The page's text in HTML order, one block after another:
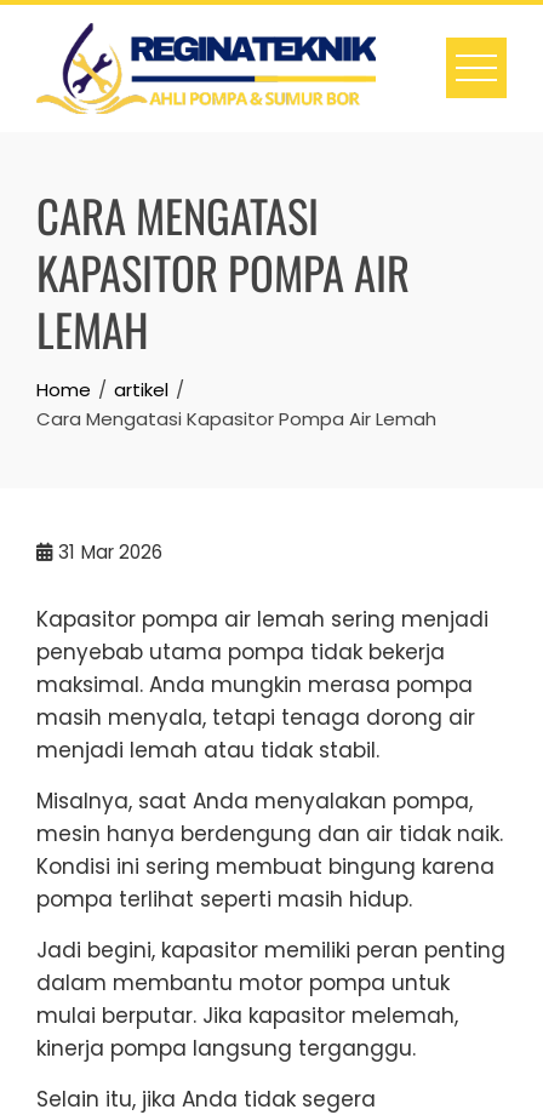
Skip
content
CARA MENGATASI
KAPASITOR POMPA AIR
LEMAH
Home
artikel
Cara Mengatasi Kapasitor Pompa Air Lemah
31 Mar 2026
Kapasitor pompa air lemah sering menjadi
penyebab utama pompa tidak bekerja
maksimal. Anda mungkin merasa pompa
masih menyala, tetapi tenaga dorong air
menjadi lemah atau tidak stabil.
Misalnya, saat Anda menyalakan pompa,
mesin hanya berdengung dan air tidak naik.
Kondisi ini sering membuat bingung karena
pompa terlihat seperti masih hidup.
Jadi begini, kapasitor memiliki peran penting
dalam membantu motor pompa untuk
mulai berputar. Jika kapasitor melemah,
kinerja pompa langsung terganggu.
Selain itu, jika Anda tidak segera